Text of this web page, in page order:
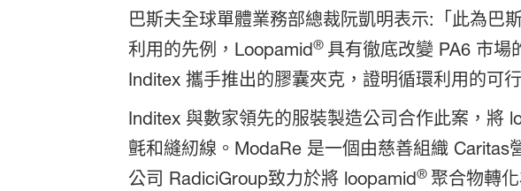
巴斯夫全球單體業務部總裁阮凱明表示:「此為巴
利用的先例，Loopamid® 具有徹底改變 PA6 市場
Inditex 攜手推出的膠囊夾克，證明循環利用的可
Inditex 與數家領先的服裝製造公司合作此案，將
氈和縫紉線。ModaRe 是一個由慈善組織 Caritas
公司 RadiciGroup致力於將 loopamid® 聚合物轉